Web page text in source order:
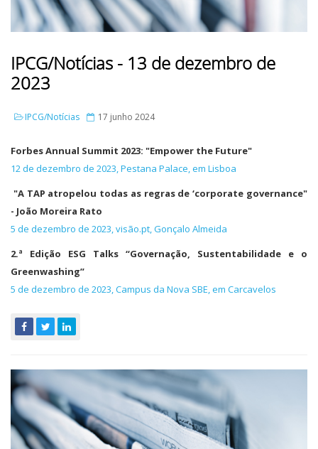
IPCG/Notícias - 13 de dezembro de
2023
IPCG/Notícias 17 junho 2024
Forbes Annual Summit 2023: "Empower the Future"
12 de dezembro de 2023, Pestana Palace, em Lisboa
"A TAP atropelou todas as regras de ‘corporate governance"
- João Moreira Rato
5 de dezembro de 2023, visão.pt, Gonçalo Almeida
2.ª Edição ESG Talks “Governação, Sustentabilidade e o
Greenwashing”
5 de dezembro de 2023, Campus da Nova SBE, em Carcavelos